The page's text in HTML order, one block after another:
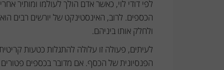
לפי דודי לוי, כאשר אדם הולך לעולמו ומותיר
הכספים. לרוב, האינסטינקט של יורשים רבים
ולחלק אותו ביניהם.
לעיתים, פעולה זו עלולה להתגלות כטעות
הפנסיונית של הכסף. אם מדובר בכספים